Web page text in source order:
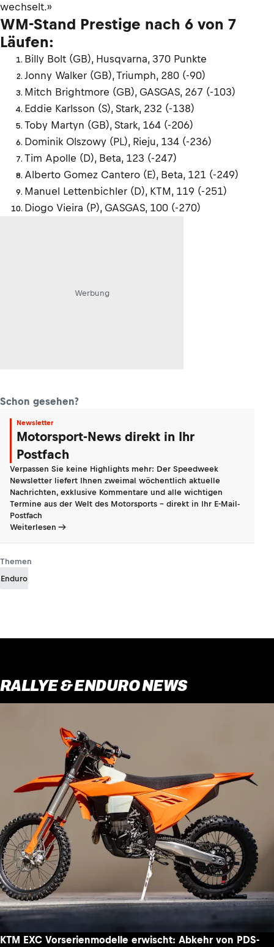
wechselt.»
WM-Stand Prestige nach 6 von 7
Läufen:
Billy Bolt (GB), Husqvarna, 370 Punkte
Jonny Walker (GB), Triumph, 280 (-90)
Mitch Brightmore (GB), GASGAS, 267 (-103)
Eddie Karlsson (S), Stark, 232 (-138)
Toby Martyn (GB), Stark, 164 (-206)
Dominik Olszowy (PL), Rieju, 134 (-236)
Tim Apolle (D), Beta, 123 (-247)
Alberto Gomez Cantero (E), Beta, 121 (-249)
Manuel Lettenbichler (D), KTM, 119 (-251)
Diogo Vieira (P), GASGAS, 100 (-270)
Werbung
Schon gesehen?
Newsletter
Motorsport-News direkt in Ihr
Postfach
Verpassen Sie keine Highlights mehr: Der Speedweek
Newsletter liefert Ihnen zweimal wöchentlich aktuelle
Nachrichten, exklusive Kommentare und alle wichtigen
Termine aus der Welt des Motorsports - direkt in Ihr E-Mail-
Postfach
Weiterlesen
Themen
Enduro
RALLYE & ENDURO NEWS
KTM EXC Vorserienmodelle erwischt: Abkehr von PDS-